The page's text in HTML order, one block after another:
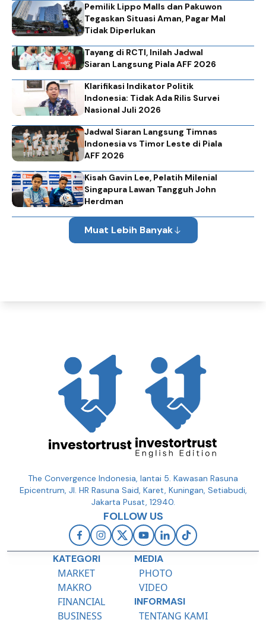
Pemilik Lippo Malls dan Pakuwon
Tegaskan Situasi Aman, Pagar Mal
Tidak Diperlukan
Tayang di RCTI, Inilah Jadwal
Siaran Langsung Piala AFF 2026
Klarifikasi Indikator Politik
Indonesia: Tidak Ada Rilis Survei
Nasional Juli 2026
Jadwal Siaran Langsung Timnas
Indonesia vs Timor Leste di Piala
AFF 2026
Kisah Gavin Lee, Pelatih Milenial
Singapura Lawan Tangguh John
Herdman
Muat Lebih Banyak
The Convergence Indonesia, lantai 5. Kawasan Rasuna
Epicentrum, Jl. HR Rasuna Said, Karet, Kuningan, Setiabudi,
Jakarta Pusat, 12940.
FOLLOW US
KATEGORI
MARKET
MAKRO
FINANCIAL
BUSINESS
MEDIA
PHOTO
VIDEO
INFORMASI
TENTANG KAMI